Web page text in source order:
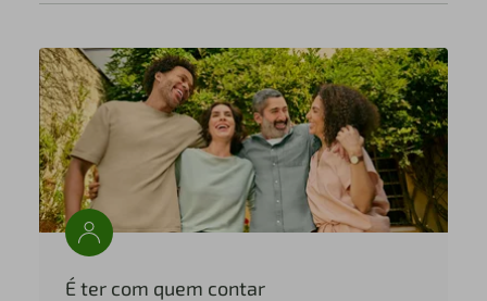
É ter com quem contar